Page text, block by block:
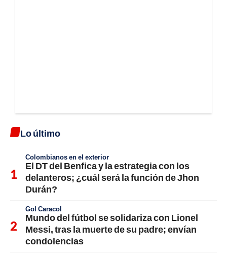
Lo último
Colombianos en el exterior
El DT del Benfica y la estrategia con los
delanteros; ¿cuál será la función de Jhon
Durán?
Gol Caracol
Mundo del fútbol se solidariza con Lionel
Messi, tras la muerte de su padre; envían
condolencias